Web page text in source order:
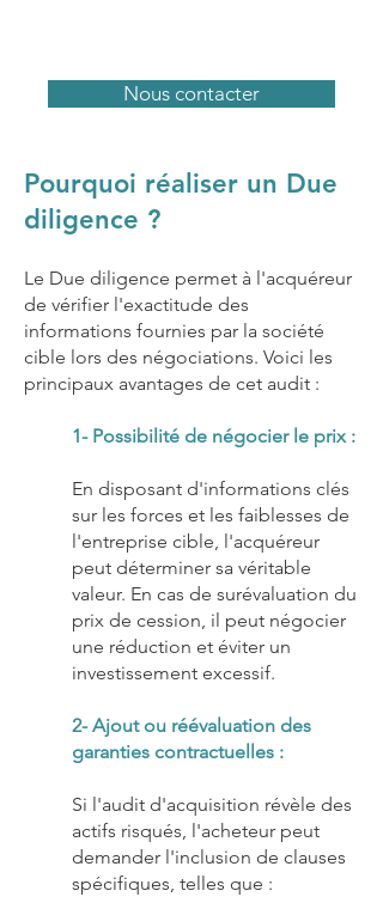
Nous contacter
Pourquoi réaliser un Due
diligence ?
Le Due diligence permet à l'acquéreur
de vérifier l'exactitude des
informations fournies par la société
cible lors des négociations. Voici les
principaux avantages de cet audit :
1- Possibilité de négocier le prix :
En disposant d'informations clés
sur les forces et les faiblesses de
l'entreprise cible, l'acquéreur
peut déterminer sa véritable
valeur. En cas de surévaluation du
prix de cession, il peut négocier
une réduction et éviter un
investissement excessif.
2- Ajout ou réévaluation des
garanties contractuelles :
Si l'audit d'acquisition révèle des
actifs risqués, l'acheteur peut
demander l'inclusion de clauses
spécifiques, telles que :